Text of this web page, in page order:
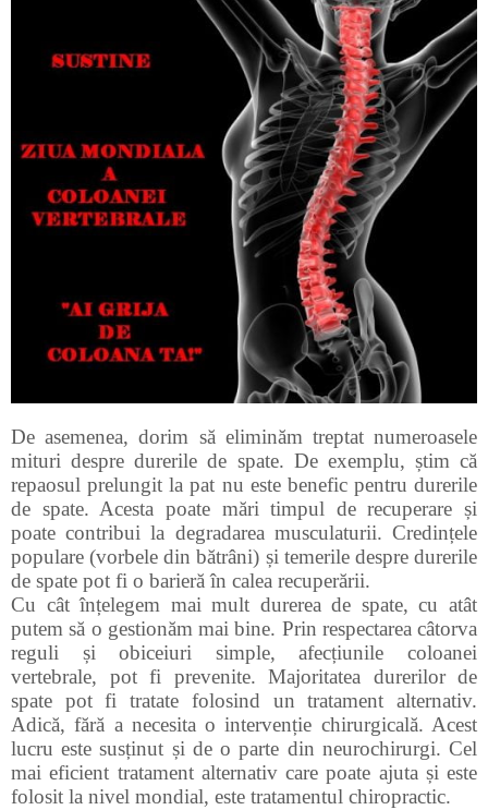
De asemenea, dorim să eliminăm treptat numeroasele
mituri despre durerile de spate. De exemplu, știm că
repaosul prelungit la pat nu este benefic pentru durerile
de spate. Acesta poate mări timpul de recuperare și
poate contribui la degradarea musculaturii. Credințele
populare (vorbele din bătrâni) și temerile despre durerile
de spate pot fi o barieră în calea recuperării.
Cu cât înțelegem mai mult durerea de spate, cu atât
putem să o gestionăm mai bine. Prin respectarea câtorva
reguli și obiceiuri simple, afecțiunile coloanei
vertebrale, pot fi prevenite. Majoritatea durerilor de
spate pot fi tratate folosind un tratament alternativ.
Adică, fără a necesita o intervenție chirurgicală. Acest
lucru este susținut și de o parte din neurochirurgi. Cel
mai eficient tratament alternativ care poate ajuta și este
folosit la nivel mondial, este tratamentul chiropractic.